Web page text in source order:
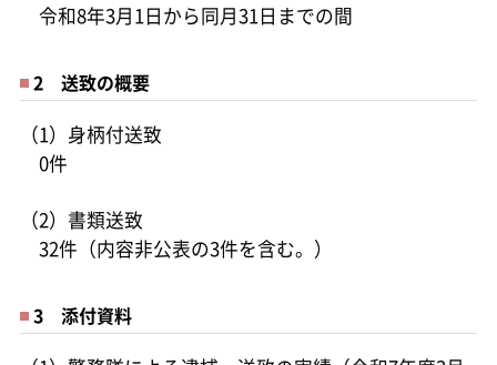
令和8年3月1日から同月31日までの間
2 送致の概要
（1）身柄付送致
0件
（2）書類送致
32件（内容非公表の3件を含む。）
3 添付資料